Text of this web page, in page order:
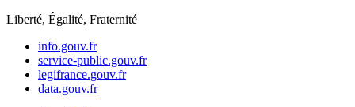
Liberté, Égalité, Fraternité
info.gouv.fr
service-public.gouv.fr
legifrance.gouv.fr
data.gouv.fr